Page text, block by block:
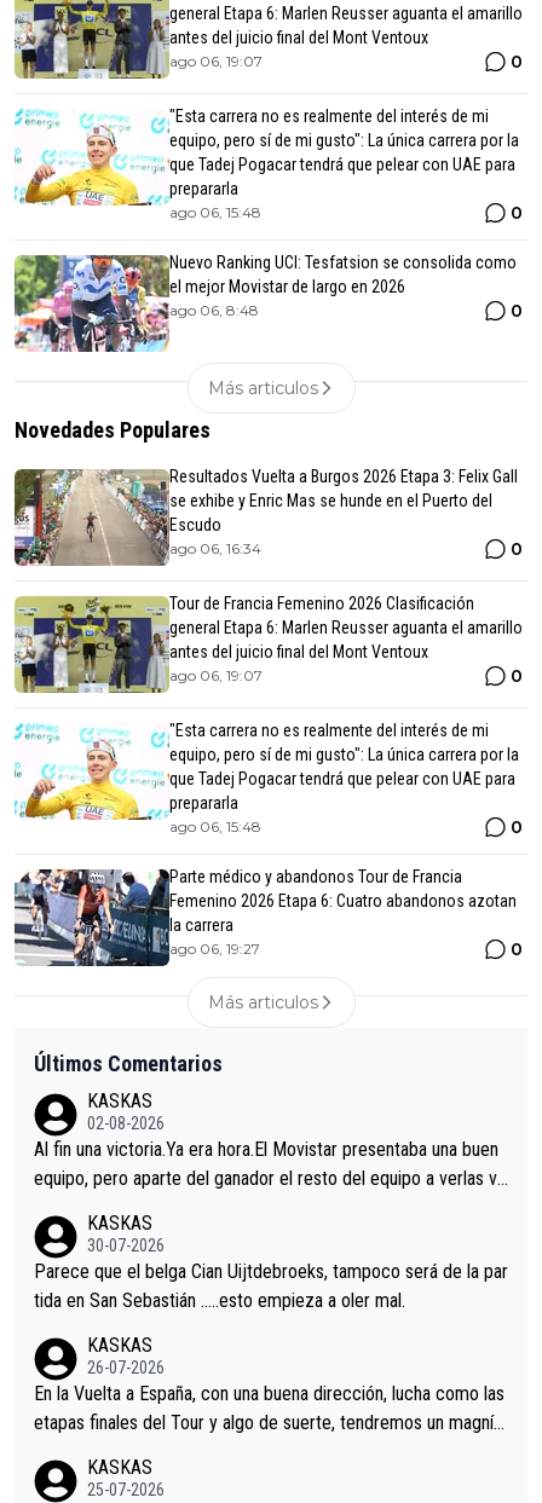
general Etapa 6: Marlen Reusser aguanta el amarillo
antes del juicio final del Mont Ventoux
ago 06, 19:07 0
"Esta carrera no es realmente del interés de mi
equipo, pero sí de mi gusto": La única carrera por la
que Tadej Pogacar tendrá que pelear con UAE para
prepararla
ago 06, 15:48 0
Nuevo Ranking UCI: Tesfatsion se consolida como
el mejor Movistar de largo en 2026
ago 06, 8:48 0
Más articulos
Novedades Populares
Resultados Vuelta a Burgos 2026 Etapa 3: Felix Gall
se exhibe y Enric Mas se hunde en el Puerto del
Escudo
ago 06, 16:34 0
Tour de Francia Femenino 2026 Clasificación
general Etapa 6: Marlen Reusser aguanta el amarillo
antes del juicio final del Mont Ventoux
ago 06, 19:07 0
"Esta carrera no es realmente del interés de mi
equipo, pero sí de mi gusto": La única carrera por la
que Tadej Pogacar tendrá que pelear con UAE para
prepararla
ago 06, 15:48 0
Parte médico y abandonos Tour de Francia
Femenino 2026 Etapa 6: Cuatro abandonos azotan
la carrera
ago 06, 19:27 0
Más articulos
Últimos Comentarios
KASKAS
02-08-2026
Al fin una victoria.Ya era hora.El Movistar presentaba una buen
equipo, pero aparte del ganador el resto del equipo a verlas ve
s.La única buena noticia es la mejoría de Enric Más en San Seb
astian.Si en la Vuelta a Burgos sigue la mejoría, podríamos ten
er alguna sorpresa en la Vuelta.Ojalá.
KASKAS
30-07-2026
Parece que el belga Cian Uijtdebroeks, tampoco será de la par
tida en San Sebastián …..esto empieza a oler mal.
KASKAS
26-07-2026
En la Vuelta a España, con una buena dirección, lucha como las
etapas finales del Tour y algo de suerte, tendremos un magnífi
KASKAS
25-07-2026